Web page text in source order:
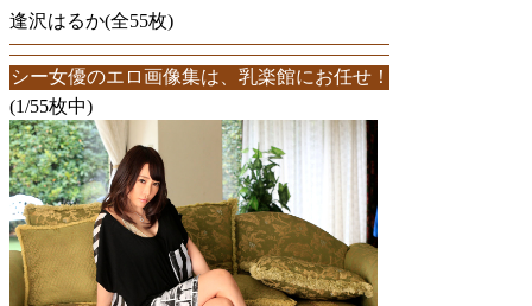
逢沢はるか(全55枚)
のエロ画像集は、乳楽館にお任せ！逢沢はるかエロ画像が
(1/55枚中)